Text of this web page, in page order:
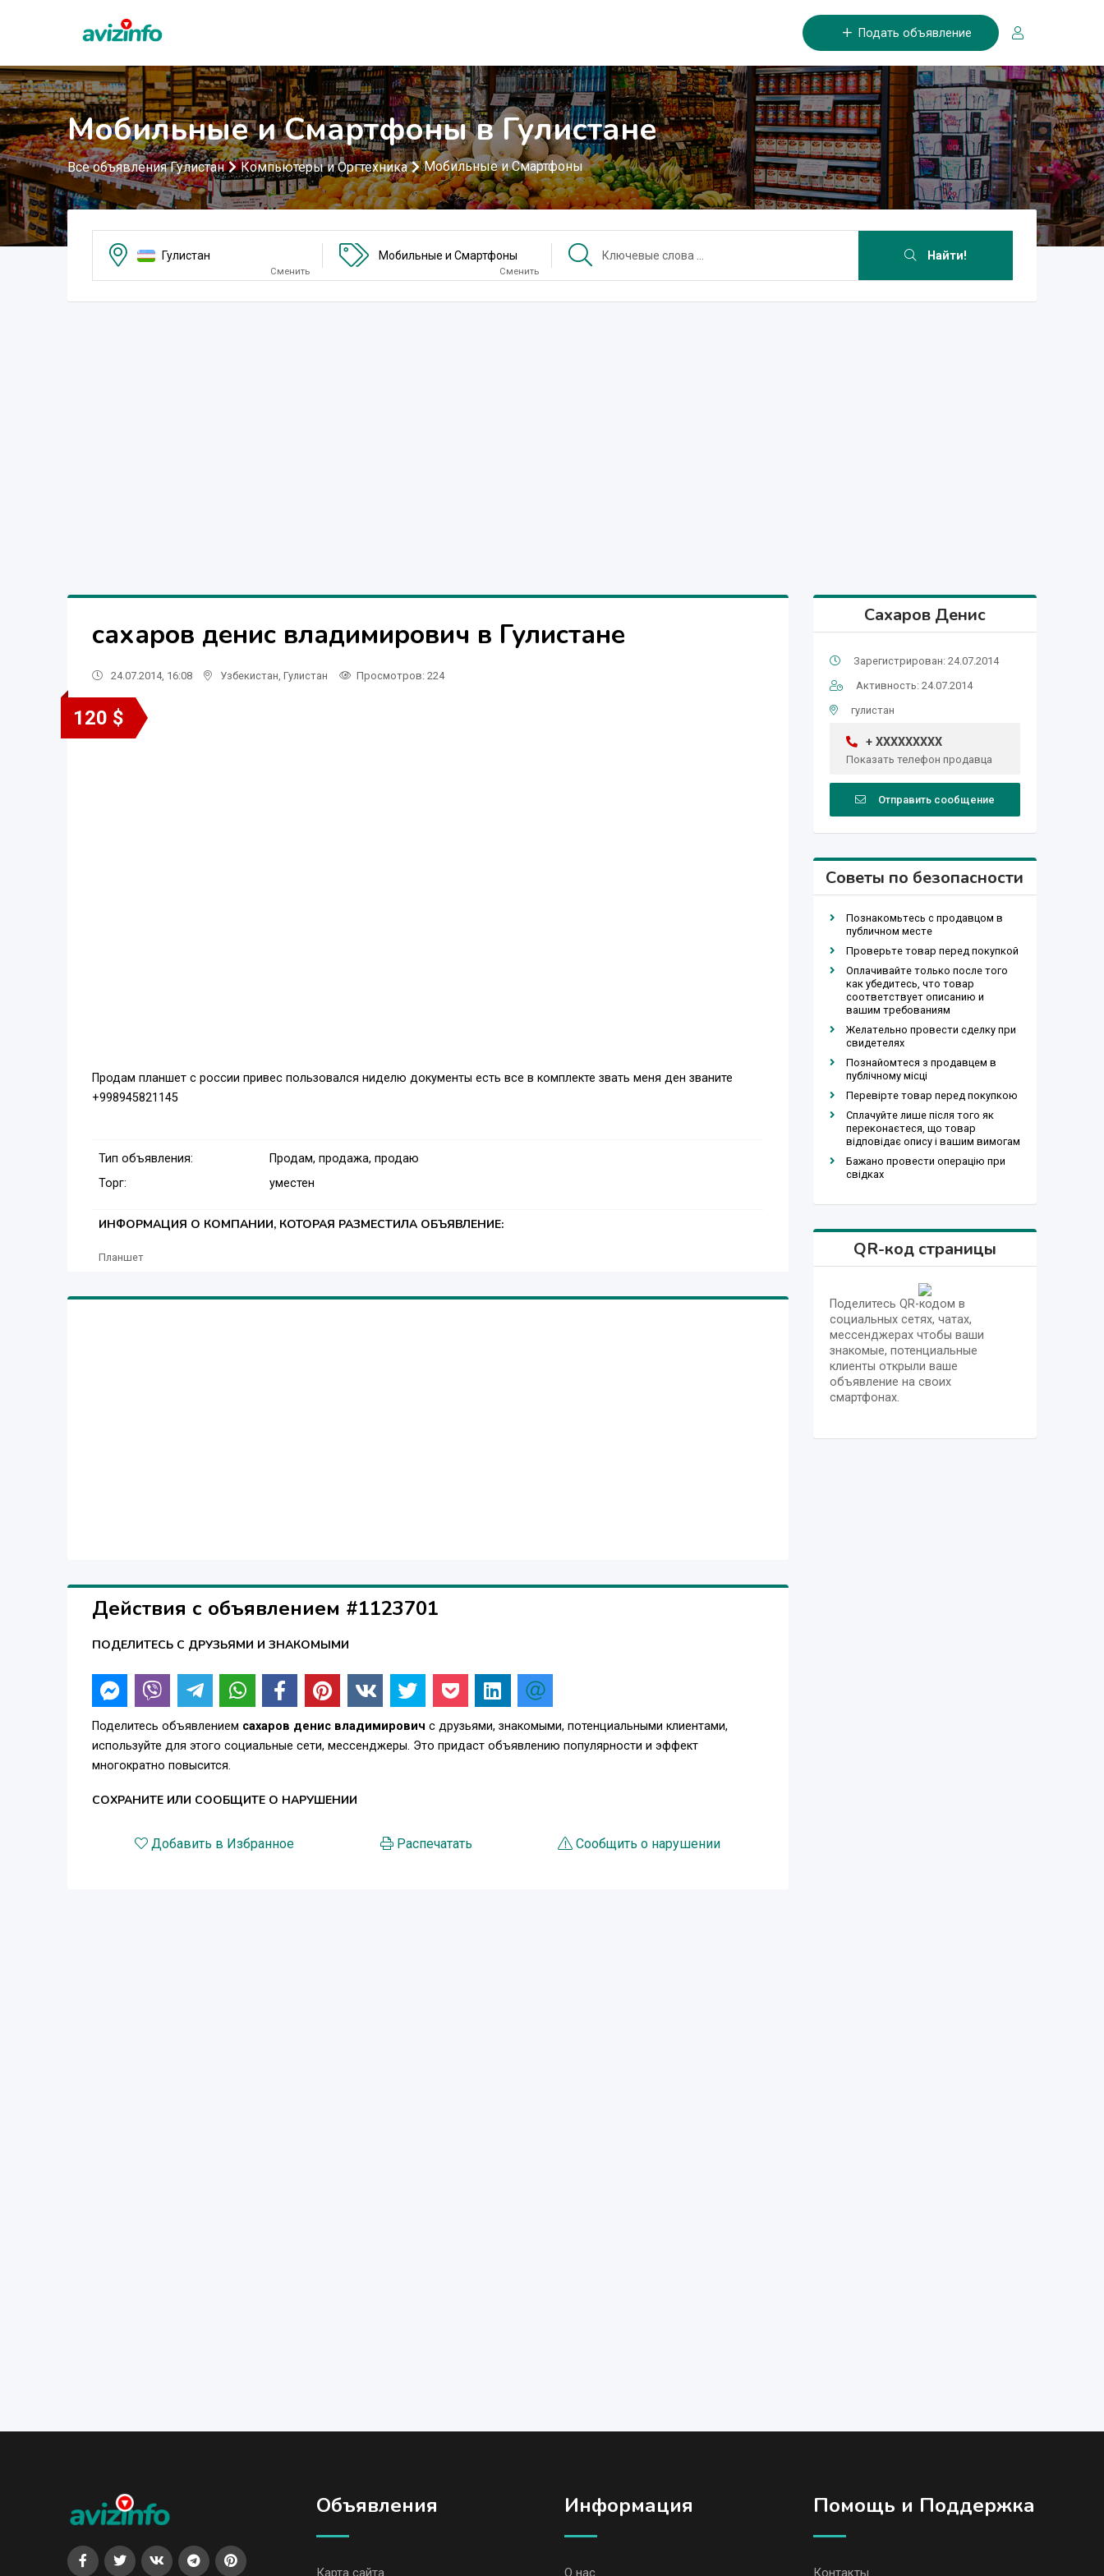
Подать объявление
Мобильные и Смартфоны в Гулистане
Все объявления Гулистан Компьютеры и Оргтехника Мобильные и Смартфоны
Гулистан
Сменить
Мобильные и Смартфоны
Сменить
Найти!
сахаров денис владимирович в Гулистане
24.07.2014, 16:08 Узбекистан Гулистан Просмотров: 224
120 $
Продам планшет с россии привес пользовался ниделю документы есть все в комплекте звать меня ден званите
+998945821145
Тип объявления:
Продам, продажа, продаю
Торг:
уместен
ИНФОРМАЦИЯ О КОМПАНИИ, КОТОРАЯ РАЗМЕСТИЛА ОБЪЯВЛЕНИЕ:
Планшет
Действия с объявлением #1123701
ПОДЕЛИТЕСЬ С ДРУЗЬЯМИ И ЗНАКОМЫМИ
Поделитесь объявлением сахаров денис владимирович с друзьями, знакомыми, потенциальными клиентами,
используйте для этого социальные сети, мессенджеры. Это придаст объявлению популярности и эффект
многократно повысится.
СОХРАНИТЕ ИЛИ СООБЩИТЕ О НАРУШЕНИИ
Добавить в Избранное Распечатать Сообщить о нарушении
Сахаров Денис
Зарегистрирован: 24.07.2014
Активность: 24.07.2014
гулистан
+ XXXXXXXXX
Показать телефон продавца
Отправить сообщение
Советы по безопасности
Познакомьтесь с продавцом в
публичном месте
Проверьте товар перед покупкой
Оплачивайте только после того
как убедитесь, что товар
соответствует описанию и
вашим требованиям
Желательно провести сделку при
свидетелях
Познайомтеся з продавцем в
публічному місці
Перевірте товар перед покупкою
Сплачуйте лише після того як
переконаєтеся, що товар
відповідає опису і вашим вимогам
Бажано провести операцію при
свідках
QR-код страницы
Поделитесь QR-кодом в
социальных сетях, чатах,
мессенджерах чтобы ваши
знакомые, потенциальные
клиенты открыли ваше
объявление на своих
смартфонах.
Объявления
Карта сайта
Информация
О нас
Помощь и Поддержка
Контакты